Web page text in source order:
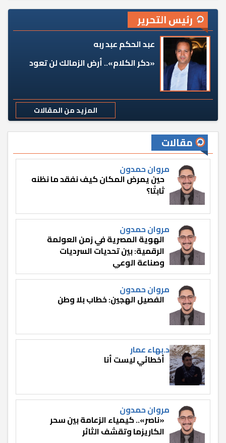
رئيس التحرير
عبد الحكم عبد ربه
«دكر الكلام».. أرض الزمالك لن تعود
المزيد من المقالات
مقالات
مروان حمدون
حين يمرض المكان كيف نفقد ما نظنه
ثابتًا؟
مروان حمدون
الهوية المصرية في زمن العولمة
الرقمية: بين تحديات السرديات
وصناعة الوعي
مروان حمدون
الفصيل الهجين: خطاب بلا وطن
د.بهاء عمار
أخطائي ليست أنا
مروان حمدون
«ناصر».. كيمياء الزعامة بين سحر
الكاريزما وتقشف الثائر